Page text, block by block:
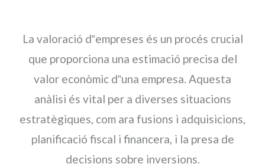
La valoració d‟empreses és un procés crucial
que proporciona una estimació precisa del
valor econòmic d‟una empresa. Aquesta
anàlisi és vital per a diverses situacions
estratègiques, com ara fusions i adquisicions,
planificació fiscal i financera, i la presa de
decisions sobre inversions.